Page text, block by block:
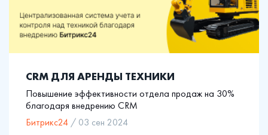
CRM ДЛЯ АРЕНДЫ ТЕХНИКИ
Повышение эффективности отдела продаж на 30%
благодаря внедрению CRM
Битрикс24 / 03 сен 2024